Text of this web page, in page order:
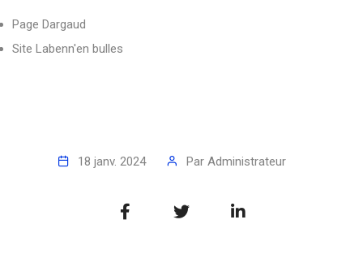
Page Dargaud
Site Labenn'en bulles
18 janv. 2024 Par Administrateur